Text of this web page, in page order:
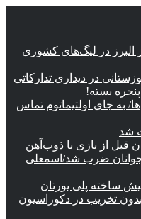
البرز در لیگ‌های کشوری
در دیداری تدارکاتی
بسته!
به جای اولتیماتوم تماس
شد
قبل از بازی با ذوب‌آهن
ضرب شد/اسمعلی
ساخته پلی یورتان
تخریب در دکوراسیون